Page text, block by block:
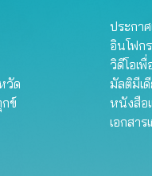
วัด
กข์
ประกา
อินโฟก
วิดีโอเพื่
มัลติมีเ
หนังสือ
เอกสาร